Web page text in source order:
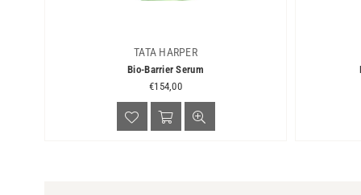
TATA HARPER
Bio-Barrier Serum
Normaler
€154,00